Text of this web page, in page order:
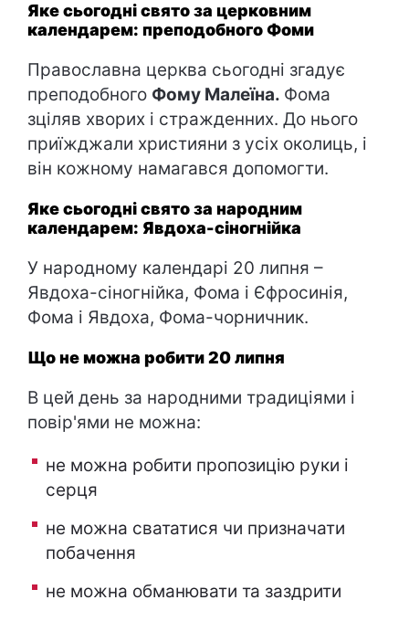
Яке сьогодні свято за церковним
календарем: преподобного Фоми
Православна церква сьогодні згадує
преподобного Фому Малеїна. Фома
зціляв хворих і стражденних. До нього
приїжджали християни з усіх околиць, і
він кожному намагався допомогти.
Яке сьогодні свято за народним
календарем: Явдоха-сіногнійка
У народному календарі 20 липня –
Явдоха-сіногнійка, Фома і Єфросинія,
Фома і Явдоха, Фома-чорничник.
Що не можна робити 20 липня
В цей день за народними традиціями і
повір'ями не можна:
не можна робити пропозицію руки і
серця
не можна свататися чи призначати
побачення
не можна обманювати та заздрити